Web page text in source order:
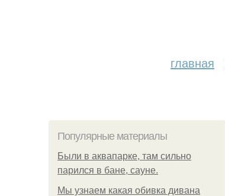
главная
Популярные материалы
Были в аквапарке, там сильно
парился в бане, сауне.
Мы узнаем какая обивка дивана